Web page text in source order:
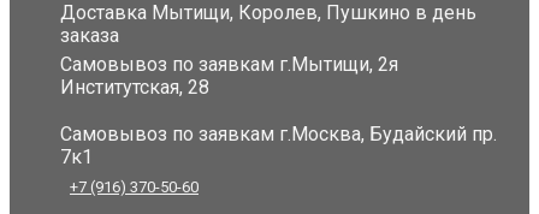
Доставка Мытищи, Королев, Пушкино в день
заказа
Самовывоз по заявкам г.Мытищи, 2я
Институтская, 28
Самовывоз по заявкам г.Москва, Будайский пр.
7к1
+7 (916) 370-50-60